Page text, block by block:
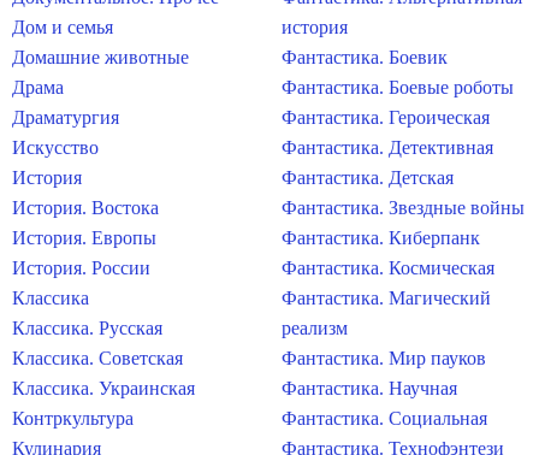
Дом и семья
Домашние животные
Драма
Драматургия
Искусство
История
История. Востока
История. Европы
История. России
Классика
Классика. Русская
Классика. Советская
Классика. Украинская
Контркультура
Кулинария
история
Фантастика. Боевик
Фантастика. Боевые роботы
Фантастика. Героическая
Фантастика. Детективная
Фантастика. Детская
Фантастика. Звездные войны
Фантастика. Киберпанк
Фантастика. Космическая
Фантастика. Магический
реализм
Фантастика. Мир пауков
Фантастика. Научная
Фантастика. Социальная
Фантастика. Технофэнтези